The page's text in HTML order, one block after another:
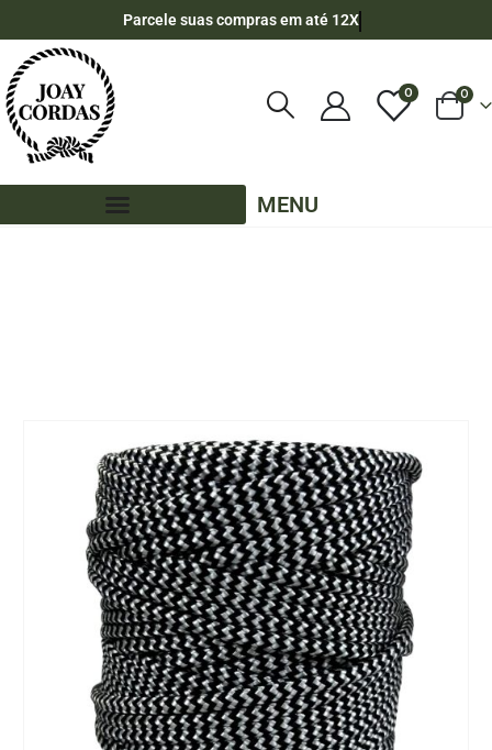
Parcele suas compras em até 12X
0 0
MENU